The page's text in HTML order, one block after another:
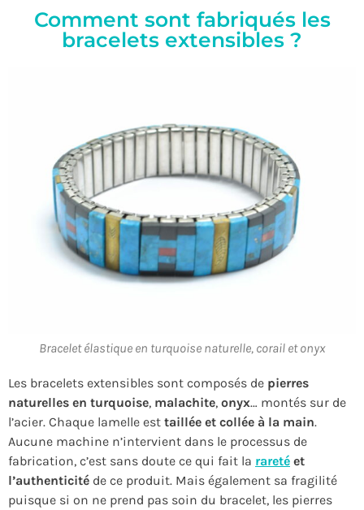
Comment sont fabriqués les
bracelets extensibles ?
Bracelet élastique en turquoise naturelle, corail et onyx
Les bracelets extensibles sont composés de pierres
naturelles en turquoise, malachite, onyx… montés sur de
l’acier. Chaque lamelle est taillée et collée à la main.
Aucune machine n’intervient dans le processus de
fabrication, c’est sans doute ce qui fait la rareté et
l’authenticité de ce produit. Mais également sa fragilité
puisque si on ne prend pas soin du bracelet, les pierres